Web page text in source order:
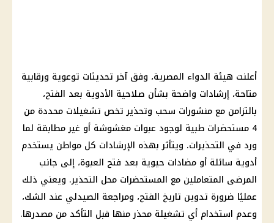
أعلنت هيئة الدواء المصرية، وفق آخر تحديثات توعوية ورقابية
متاحة، إرشادات واضحة بشأن صلاحية الأدوية بعد الفتح،
بالتزامن مع منشورات سحب وتحذير تخص تشغيلات محددة من
4 مستحضرات طبية لوجود عبوات مغشوشة أو غير مطابقة لما
ورد في التحذيرات. ويتأثر بهذه الإرشادات كل مواطن يستخدم
أدوية سائلة أو مضادات حيوية بعد فتح العبوة، إلى جانب
المرضى المتعاملين مع المستحضرات محل التحذير. ويعني ذلك
عمليًا ضرورة تدوين تاريخ الفتح، ومراجعة الصيدلي عند الشك،
وعدم استخدام أي تشغيلة محذر منها قبل التأكد من مصدرها.